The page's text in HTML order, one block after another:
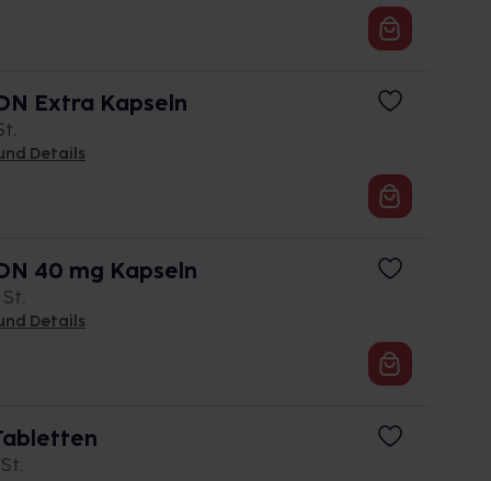
Extra Kapseln
Details
40 mg Kapseln
Details